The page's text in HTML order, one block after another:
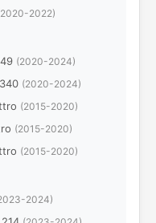
2022)
(2020-2024)
(2020-2024)
(2015-2020)
(2015-2020)
(2015-2020)
2024)